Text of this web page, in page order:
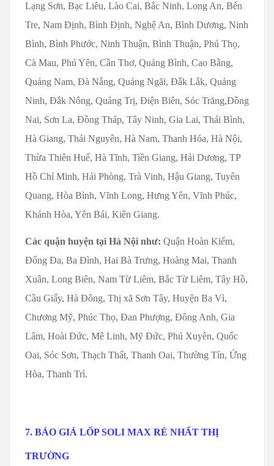
Lạng Sơn, Bạc Liêu, Lào Cai, Bắc Ninh, Long An, Bến
Tre, Nam Định, Bình Định, Nghệ An, Bình Dương, Ninh
Bình, Bình Phước, Ninh Thuận, Bình Thuận, Phú Thọ,
Cà Mau, Phú Yên, Cần Thơ, Quảng Bình, Cao Bằng,
Quảng Nam, Đà Nẵng, Quảng Ngãi, Đắk Lắk, Quảng
Ninh, Đắk Nông, Quảng Trị, Điện Biên, Sóc Trăng,Đồng
Nai, Sơn La, Đồng Tháp, Tây Ninh, Gia Lai, Thái Bình,
Hà Giang, Thái Nguyên, Hà Nam, Thanh Hóa, Hà Nội,
Thừa Thiên Huế, Hà Tĩnh, Tiền Giang, Hải Dương, TP
Hồ Chí Minh, Hải Phòng, Trà Vinh, Hậu Giang, Tuyên
Quang, Hòa Bình, Vĩnh Long, Hưng Yên, Vĩnh Phúc,
Khánh Hòa, Yên Bái, Kiên Giang.
Các quận huyện tại Hà Nội như: Quận Hoàn Kiếm,
Đống Đa, Ba Đình, Hai Bà Trưng, Hoàng Mai, Thanh
Xuân, Long Biên, Nam Từ Liêm, Bắc Từ Liêm, Tây Hồ,
Cầu Giấy, Hà Đông, Thị xã Sơn Tây, Huyện Ba Vì,
Chương Mỹ, Phúc Thọ, Đan Phượng, Đông Anh, Gia
Lâm, Hoài Đức, Mê Linh, Mỹ Đức, Phú Xuyên, Quốc
Oai, Sóc Sơn, Thạch Thất, Thanh Oai, Thường Tín, Ứng
Hòa, Thanh Trì.
7. BÁO GIÁ LỐP SOLI MAX RẺ NHẤT THỊ
TRƯỜNG